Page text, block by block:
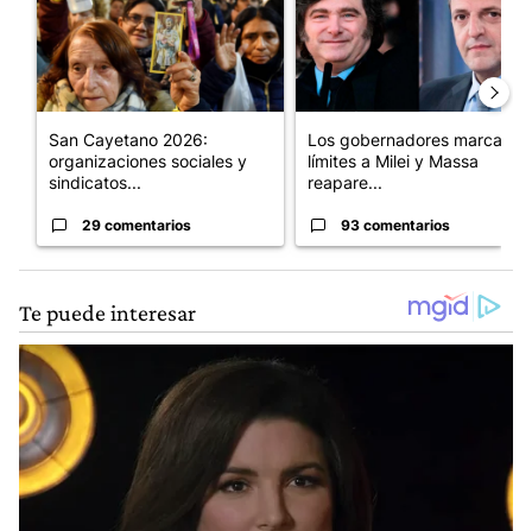
San Cayetano 2026:
organizaciones sociales y
sindicatos...
29 comentarios
Los gobernadores marcan
límites a Milei y Massa
reapare...
93 comentarios